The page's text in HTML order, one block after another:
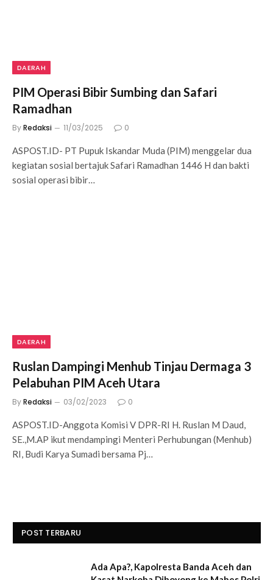
DAERAH
PIM Operasi Bibir Sumbing dan Safari
Ramadhan
ByRedaksi 11/03/2025 0
ASPOST.ID- PT Pupuk Iskandar Muda (PIM) menggelar dua
kegiatan sosial bertajuk Safari Ramadhan 1446 H dan bakti
sosial operasi bibir…
DAERAH
Ruslan Dampingi Menhub Tinjau Dermaga 3
Pelabuhan PIM Aceh Utara
ByRedaksi 03/02/2023 0
ASPOST.ID-Anggota Komisi V DPR-RI H. Ruslan M Daud,
SE.,M.AP ikut mendampingi Menteri Perhubungan (Menhub)
RI, Budi Karya Sumadi bersama Pj…
POST TERBARU
Ada Apa?, Kapolresta Banda Aceh dan